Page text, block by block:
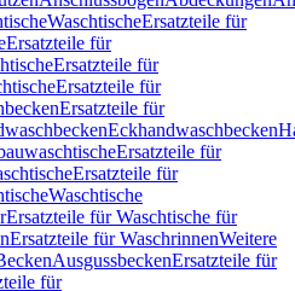
WaschtischeErsatzteile für
Ersatzteile für
Ersatzteile für
Ersatzteile für
Ersatzteile für
Eckhandwaschbecken
Ersatzteile für
Ersatzteile für
Waschtische
Ersatzteile für Waschtische für
Ersatzteile für WaschrinnenWeitere
AusgussbeckenErsatzteile für
für